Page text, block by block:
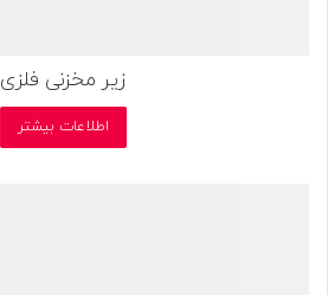
زیر مخزنی فلزی
اطلاعات بیشتر